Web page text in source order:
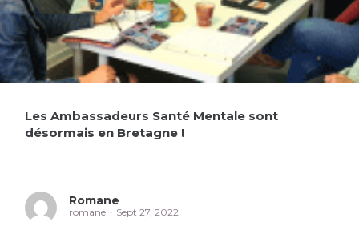
Les Ambassadeurs Santé Mentale sont
désormais en Bretagne !
Romane
romane Sept 27, 2022